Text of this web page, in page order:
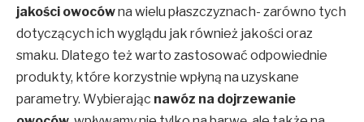
jakości owocówna wielu płaszczyznach- zarówno tych
dotyczących ich wyglądu jak również jakości oraz
smaku. Dlatego też warto zastosować odpowiednie
produkty, które korzystnie wpłyną na uzyskane
parametry. Wybierając nawóz na dojrzewanie